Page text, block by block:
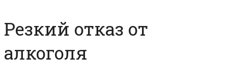
Резкий отказ от
алкоголя